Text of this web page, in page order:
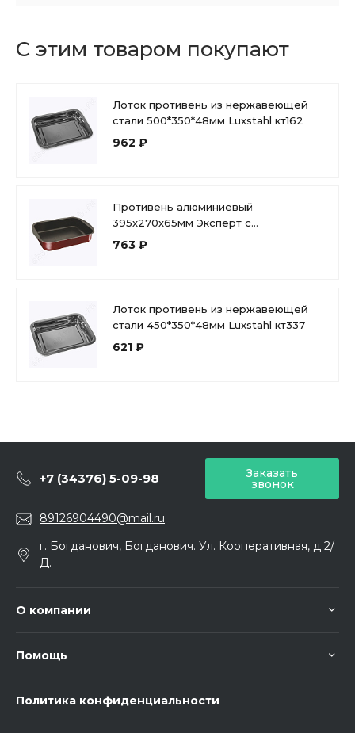
С этим товаром покупают
Лоток противень из нержавеющей
стали 500*350*48мм Luxstahl кт162
962 ₽
Противень алюминиевый
395х270х65мм Эксперт с
антипригарным покрытием СЭ-049
763 ₽
Лоток противень из нержавеющей
стали 450*350*48мм Luxstahl кт337
621 ₽
+7 (34376) 5-09-98 Заказать
звонок
89126904490@mail.ru
г. Богданович, Богданович. Ул. Кооперативная, д 2/
Д.
О компании
Помощь
Политика конфиденциальности